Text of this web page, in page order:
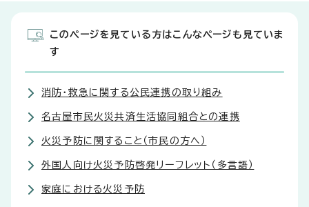
このページを見ている方はこんなページも見ていま
す
消防・救急に関する公民連携の取り組み
名古屋市民火災共済生活協同組合との連携
火災予防に関すること（市民の方へ）
外国人向け火災予防啓発リーフレット（多言語）
家庭における火災予防